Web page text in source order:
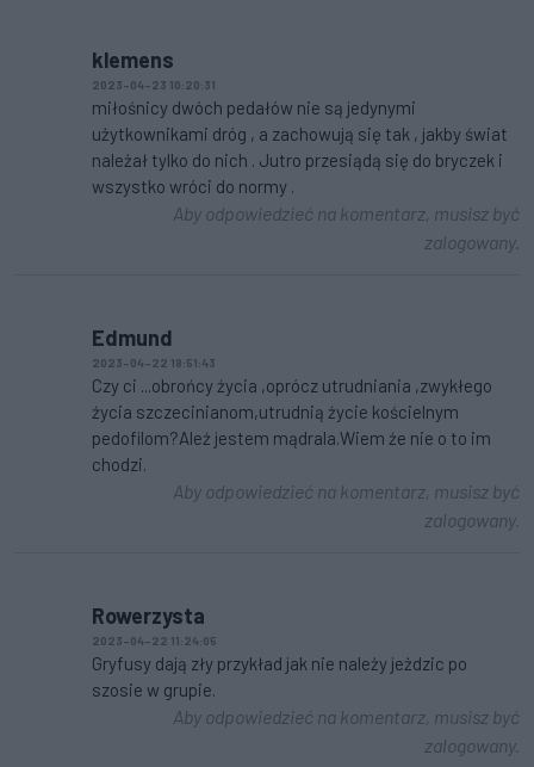
klemens
2023-04-23 10:20:31
miłośnicy dwóch pedałów nie są jedynymi
użytkownikami dróg , a zachowują się tak , jakby świat
należał tylko do nich . Jutro przesiądą się do bryczek i
wszystko wróci do normy .
Aby odpowiedzieć na komentarz, musisz być
zalogowany.
Edmund
2023-04-22 18:51:43
Czy ci ...obrońcy źycia ,oprócz utrudniania ,zwykłego
źycia szczecinianom,utrudnią źycie kościelnym
pedofilom?Aleź jestem mądrala.Wiem źe nie o to im
chodzi.
Aby odpowiedzieć na komentarz, musisz być
zalogowany.
Rowerzysta
2023-04-22 11:24:05
Gryfusy dają zły przykład jak nie należy jeżdzic po
szosie w grupie.
Aby odpowiedzieć na komentarz, musisz być
zalogowany.